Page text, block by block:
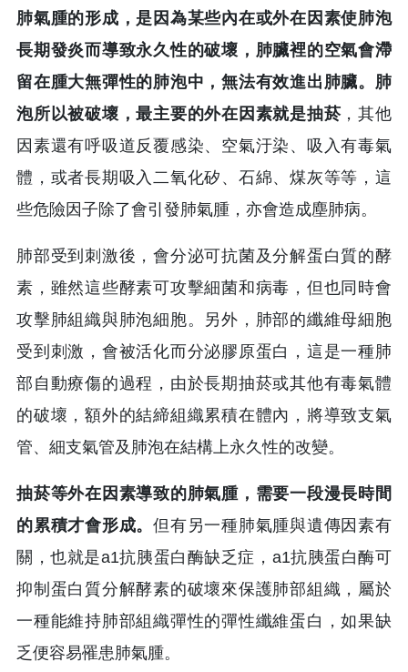
肺氣腫的形成，是因為某些內在或外在因素使肺泡
長期發炎而導致永久性的破壞，肺臟裡的空氣會滯
留在腫大無彈性的肺泡中，無法有效進出肺臟。肺
泡所以被破壞，最主要的外在因素就是抽菸，其他
因素還有呼吸道反覆感染、空氣汙染、吸入有毒氣
體，或者長期吸入二氧化矽、石綿、煤灰等等，這
些危險因子除了會引發肺氣腫，亦會造成塵肺病。
肺部受到刺激後，會分泌可抗菌及分解蛋白質的酵
素，雖然這些酵素可攻擊細菌和病毒，但也同時會
攻擊肺組織與肺泡細胞。另外，肺部的纖維母細胞
受到刺激，會被活化而分泌膠原蛋白，這是一種肺
部自動療傷的過程，由於長期抽菸或其他有毒氣體
的破壞，額外的結締組織累積在體內，將導致支氣
管、細支氣管及肺泡在結構上永久性的改變。
抽菸等外在因素導致的肺氣腫，需要一段漫長時間
的累積才會形成。但有另一種肺氣腫與遺傳因素有
關，也就是a1抗胰蛋白酶缺乏症，a1抗胰蛋白酶可
抑制蛋白質分解酵素的破壞來保護肺部組織，屬於
一種能維持肺部組織彈性的彈性纖維蛋白，如果缺
乏便容易罹患肺氣腫。